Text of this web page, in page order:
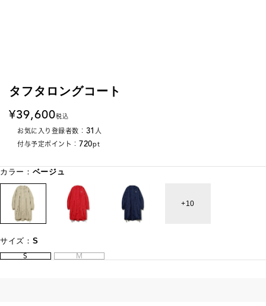
タフタロングコート
39,600税込
お気に入り登録者数： 31 人
付与予定ポイント： 720pt
カラー： ベージュ
10
サイズ： S
S
M